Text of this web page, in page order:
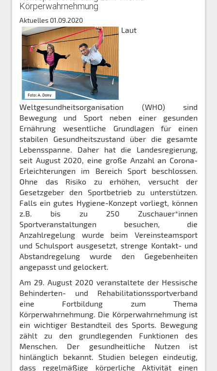
Körperwahrnehmung
Aktuelles 01.09.2020
Laut
Weltgesundheitsorganisation (WHO) sind
Bewegung und Sport neben einer gesunden
Ernährung wesentliche Grundlagen für einen
stabilen Gesundheitszustand über die gesamte
Lebensspanne. Daher hat die Landesregierung,
seit August 2020, eine große Anzahl an Corona-
Erleichterungen im Bereich Sport beschlossen.
Ohne das Risiko zu erhöhen, versucht der
Gesetzgeber den Sportbetrieb zu unterstützen.
Falls ein gutes Hygiene-Konzept vorliegt, können
z.B. bis zu 250 Zuschauer*innen
Sportveranstaltungen besuchen, die
Anzahlregelung wurde beim Vereinsteamsport
und Schulsport ausgesetzt, strenge Kontakt- und
Abstandregelung wurde den Gegebenheiten
angepasst und gelockert.
Am 29. August 2020 veranstaltete der Hessische
Behinderten- und Rehabilitationssportverband
eine Fortbildung zum Thema
Körperwahrnehmung. Die Körperwahrnehmung ist
ein wichtiger Bestandteil des Sports. Bewegung
zählt zu den grundlegenden Funktionen des
Menschen. Der gesundheitliche Nutzen ist
hinlänglich bekannt. Studien belegen eindeutig,
dass regelmäßige körperliche Aktivität einen